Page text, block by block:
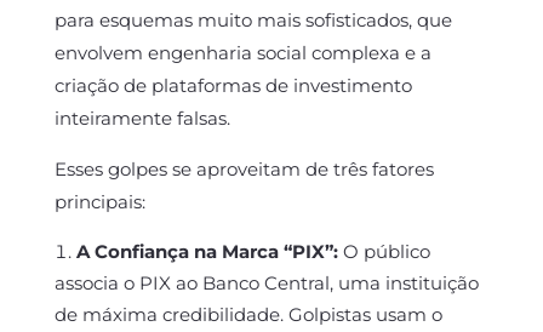
para esquemas muito mais sofisticados, que
envolvem engenharia social complexa e a
criação de plataformas de investimento
inteiramente falsas.
Esses golpes se aproveitam de três fatores
principais:
A Confiança na Marca “PIX”:O público
associa o PIX ao Banco Central, uma instituição
de máxima credibilidade. Golpistas usam o